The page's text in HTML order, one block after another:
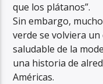
que los plátanos”.
Sin embargo,
verde se volviera
saludable de la
una historia de
Américas.